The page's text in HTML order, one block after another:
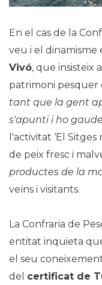
En el cas de la
veu i el dinamisme
Vivó, que insisteix
patrimoni pesquer
tant que la gent
s'apunti i ho
l'activitat ‘El
de peix fresc i
productes de la
veïns i visitants.
La Confraria de
entitat inquieta
el seu
del certificat de